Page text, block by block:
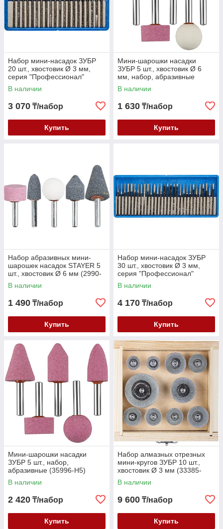
Набор мини-насадок ЗУБР
20 шт., хвостовик Ø 3 мм,
серия "Профессионал"
(33383-H20)
В наличии
3 070 ₸/набор
Купить
Мини-шарошки насадки
ЗУБР 5 шт., хвостовик Ø 6
мм, набор, абразивные
(35994-H5)
В наличии
1 630 ₸/набор
Купить
Набор абразивных мини-
шарошек насадок STAYER 5
шт., хвостовик Ø 6 мм (2990-
H5)
В наличии
1 490 ₸/набор
Купить
Набор мини-насадок ЗУБР
30 шт., хвостовик Ø 3 мм,
серия "Профессионал"
(33383-H30)
В наличии
4 170 ₸/набор
Купить
Мини-шарошки насадки
ЗУБР 5 шт., набор,
абразивные (35996-H5)
В наличии
2 420 ₸/набор
Купить
Набор алмазных отрезных
мини-кругов ЗУБР 10 шт.,
хвостовик Ø 3 мм (33385-
H10)
В наличии
9 600 ₸/набор
Купить